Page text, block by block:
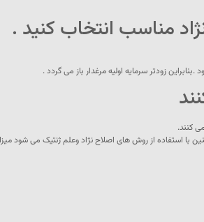
مناسب انتخاب کنید .
کنند.
استفاده از روش های اصلاح نژاد وعلم ژنتیک می شود